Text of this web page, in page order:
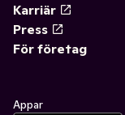
Karriär
Press
För företag
Appar